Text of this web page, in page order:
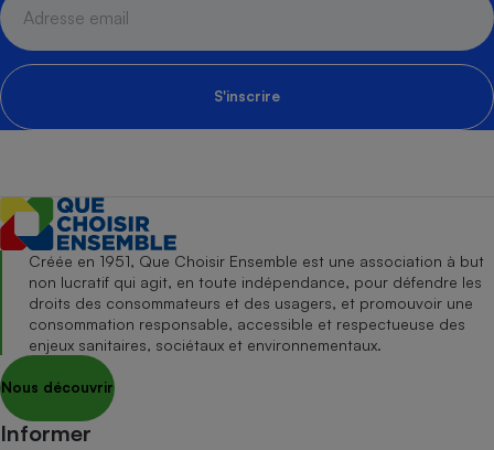
S'inscrire
Créée en 1951, Que Choisir Ensemble est une association à but
non lucratif qui agit, en toute indépendance, pour défendre les
droits des consommateurs et des usagers, et promouvoir une
consommation responsable, accessible et respectueuse des
enjeux sanitaires, sociétaux et environnementaux.
Nous découvrir
Informer